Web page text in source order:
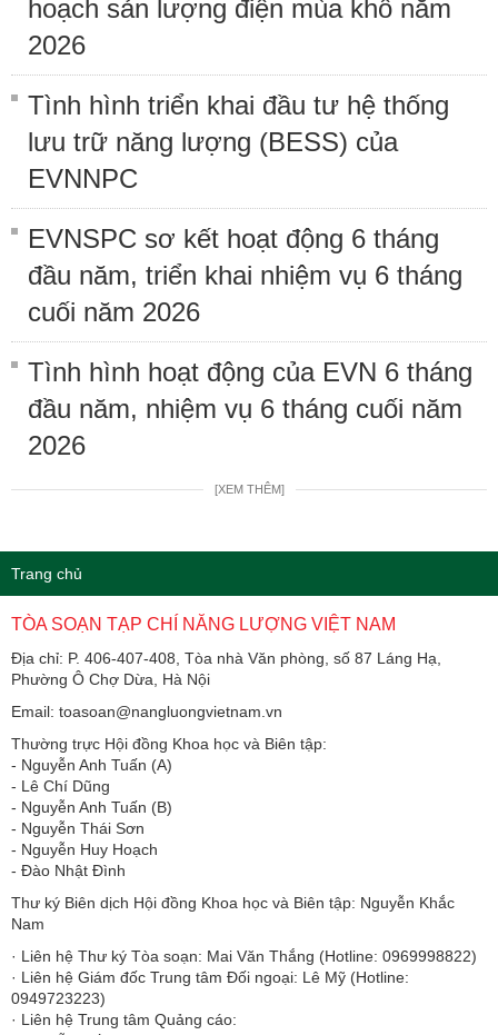
hoạch sản lượng điện mùa khô năm
2026
Tình hình triển khai đầu tư hệ thống
lưu trữ năng lượng (BESS) của
EVNNPC
EVNSPC sơ kết hoạt động 6 tháng
đầu năm, triển khai nhiệm vụ 6 tháng
cuối năm 2026
Tình hình hoạt động của EVN 6 tháng
đầu năm, nhiệm vụ 6 tháng cuối năm
2026
[XEM THÊM]
Trang chủ
TÒA SOẠN TẠP CHÍ NĂNG LƯỢNG VIỆT NAM
Địa chỉ: P. 406-407-408, Tòa nhà Văn phòng, số 87 Láng Hạ,
Phường Ô Chợ Dừa, Hà Nội
Email: toasoan@nangluongvietnam.vn
Thường trực Hội đồng Khoa học và Biên tập:
​​​​​​- Nguyễn Anh Tuấn (A)
- Lê Chí Dũng
- Nguyễn Anh Tuấn (B)
- Nguyễn Thái Sơn
- Nguyễn Huy Hoạch
- Đào Nhật Đình
Thư ký Biên dịch Hội đồng Khoa học và Biên tập: Nguyễn Khắc
Nam
· Liên hệ Thư ký Tòa soạn: Mai Văn Thắng (Hotline: 0969998822)
· Liên hệ Giám đốc Trung tâm Đối ngoại: Lê Mỹ (Hotline:
0949723223)
· Liên hệ Trung tâm Quảng cáo: